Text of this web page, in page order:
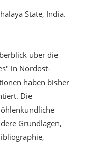
State, India.
über die
in Nordost-
haben bisher
Die
Grundlagen,